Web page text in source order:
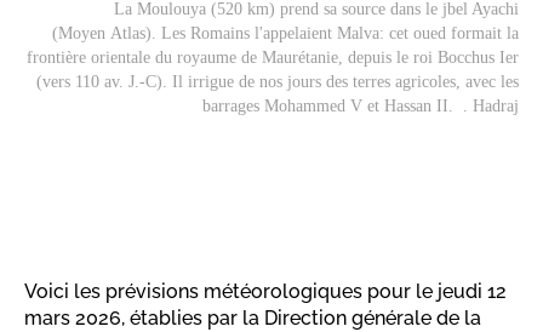
La Moulouya (520 km) prend sa source dans le jbel Ayachi
(Moyen Atlas). Les Romains l'appelaient Malva: cet oued formait la
frontière orientale du royaume de Maurétanie, depuis le roi Bocchus Ier
(vers 110 av. J.-C). Il irrigue de nos jours des terres agricoles, avec les
barrages Mohammed V et Hassan II. . Hadraj
Voici les prévisions météorologiques pour le jeudi 12
mars 2026, établies par la Direction générale de la